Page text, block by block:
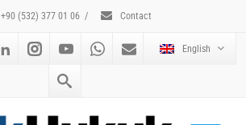
+90 (532) 377 01 06 / Contact
English